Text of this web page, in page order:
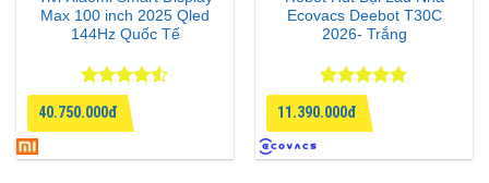
Max 100 inch 2025 Qled
144Hz Quốc Tế
Được xếp
hạng
4.5
5 sao
40.750.000đ
Ecovacs Deebot T30C
2026- Trắng
Được xếp
hạng
4.75
5 sao
11.390.000đ